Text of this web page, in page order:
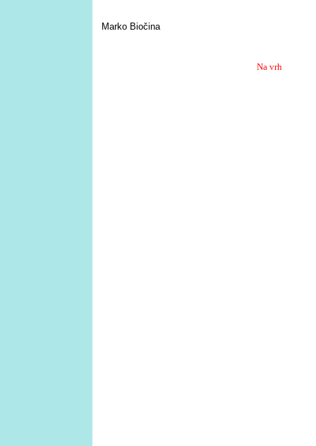
Marko Biočina
Na vrh